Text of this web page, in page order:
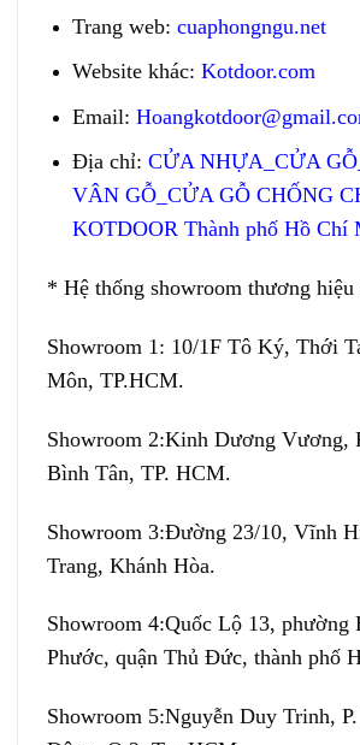
Trang web: cuaphongngu.net
Website khác: Kotdoor.com
Email:
Địa chỉ: CỬA NHỰA_CỬA
VÂN GỖ_CỬA GỖ CHỐNG
KOTDOOR Thành phố Hồ Chí
* Hệ thống showroom thương
Showroom 1: 10/1F Tô Ký, Thới
Môn, TP.HCM.
Showroom 2:Kinh Dương Vương,
Bình Tân, TP. HCM.
Showroom 3:Đường 23/10, Vĩnh
Trang, Khánh Hòa.
Showroom 4:Quốc Lộ 13, phường
Phước, quận Thủ Đức, thành phố
Showroom 5:Nguyễn Duy Trinh,